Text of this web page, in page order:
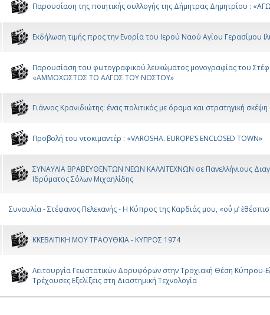
Παρουσίαση της ποιητικής συλλογής της Δήμητρας Δημητρίου :
Eκδήλωση τιμής προς την Ενορία του Ιερού Ναού Αγίου Γερασίμου
Παρουσίαση του φωτογραφικού λευκώματος μονογραφίας του
«ΑΜΜΟΧΩΣΤΟΣ ΤΟ ΑΛΓΟΣ ΤΟΥ ΝΟΣΤΟΥ»
Γιάννος Κρανιδιώτης: ένας πολιτικός με όραμα και στρατηγική σκέψη
Προβολή του ντοκιμαντέρ : «VAROSHA. EUROPE’S ENCLOSED TOWN»
ΣΥΝΑΥΛΙΑ ΒΡΑΒΕΥΘΕΝΤΩΝ ΝΕΩΝ ΚΑΛΛΙΤΕΧΝΩΝ σε Πανελλήνιους
Ιδρύματος Σόλων Μιχαηλίδης
Συναυλία - Στέφανος Πελεκανής - Η Κύπρος της Καρδιάς μου, «οὗ μ’
ΚΚΕΒΛΙΤΙΚΗ ΜΟΥ ΤΡΑΟΥΘΚΙΑ - ΚΥΠΡΟΣ 1974
Λειτουργία Γεωστατικών Δορυφόρων στην Τροχιακή Θέση Κύπρου-
Τρέχουσες Εξελίξεις στη Διαστημική Τεχνολογία